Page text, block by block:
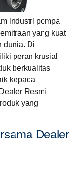
industri pompa
yang kuat
dunia. Di
peran krusial
berkualitas
kepada
Resmi
yang
Dealer